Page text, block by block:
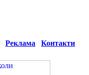
Реклама Контакти